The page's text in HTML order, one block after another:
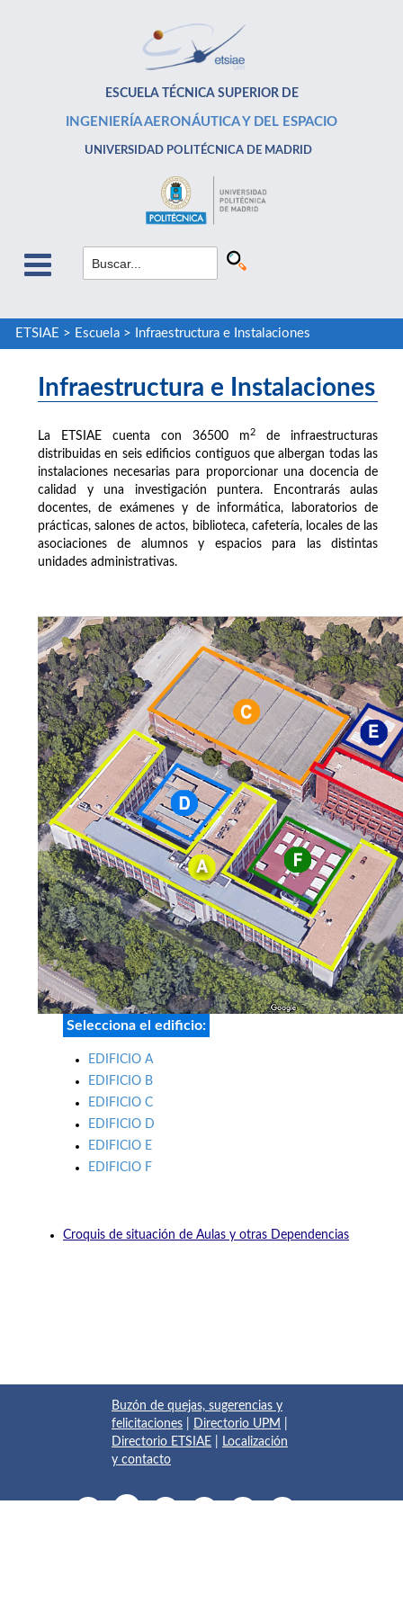
ESCUELA TÉCNICA SUPERIOR DE
INGENIERÍA AERONÁUTICA Y DEL ESPACIO
UNIVERSIDAD POLITÉCNICA DE MADRID
ETSIAE > Escuela> Infraestructura e Instalaciones
Infraestructura e Instalaciones
La ETSIAE cuenta con 36500 m2
de infraestructuras
distribuidas en seis edificios contiguos que albergan todas las
instalaciones necesarias para proporcionar una docencia de
calidad y una investigación puntera. Encontrarás aulas
docentes, de exámenes y de informática, laboratorios de
prácticas, salones de actos, biblioteca, cafetería, locales de las
asociaciones de alumnos y espacios para las distintas
unidades administrativas.
Selecciona el edificio:
EDIFICIO A
EDIFICIO B
EDIFICIO C
EDIFICIO D
EDIFICIO E
EDIFICIO F
Croquis de situación de Aulas y otras Dependencias
Buzón de quejas, sugerencias y
felicitaciones
Directorio UPM
Directorio ETSIAE
Localización
y contacto